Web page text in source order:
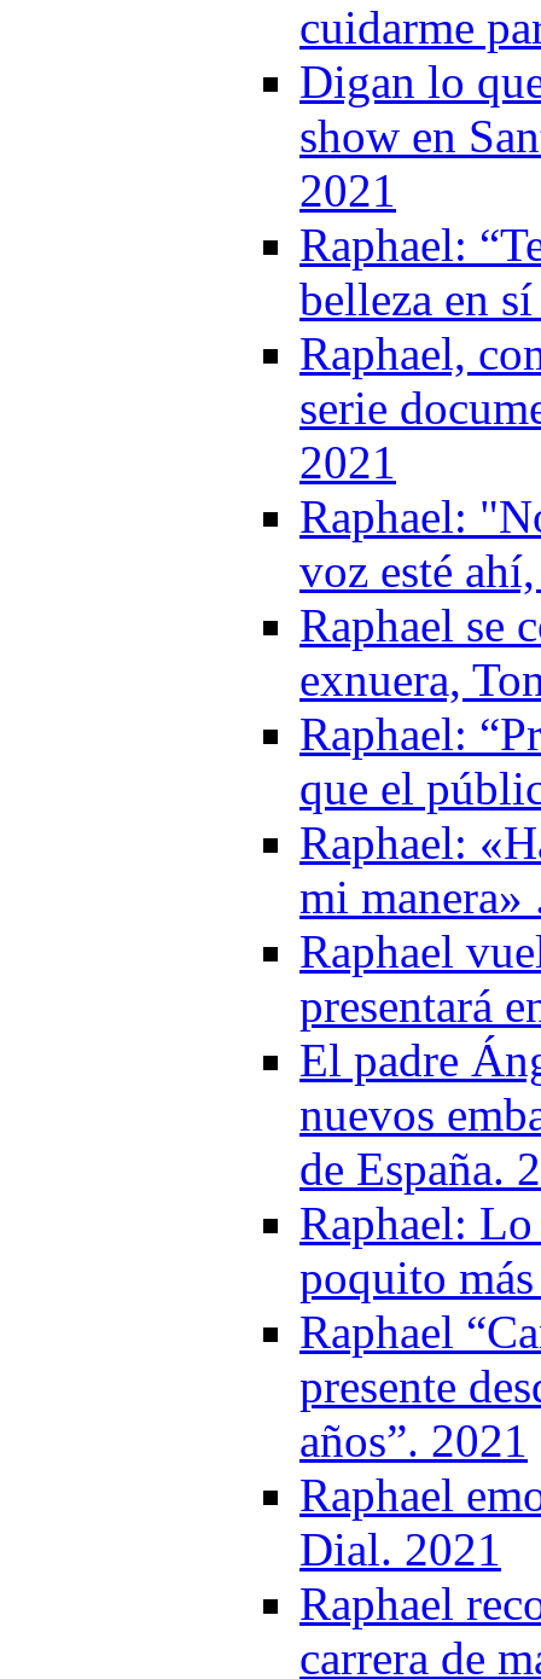
cuidarme
Digan lo
show en
2021
Raphael:
belleza en
Raphael,
serie
2021
Raphael:
voz esté
Raphael se
exnuera,
Raphael:
que el
Raphael:
mi manera»
Raphael
presentará
El padre
nuevos
de España.
Raphael:
poquito
Raphael
presente
años”. 2021
Raphael
Dial. 2021
Raphael
carrera de